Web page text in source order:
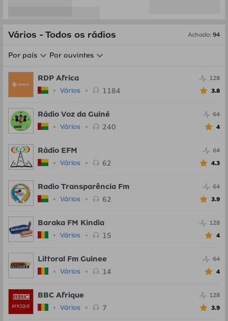
Vários - Todos os rádios Achado:94
Por país Por ouvintes
RDP Africa
Vários 1184
128
3.8
Rádio Voz da Guiné
Vários 240
64
4
Rádio EFM
Vários 62
64
4.3
Radio Transparência Fm
Vários 62
64
3.9
Baraka FM Kindia
Vários 15
128
4
Littoral Fm Guinee
Vários 14
64
4
BBC Afrique
Vários 7
128
3.9